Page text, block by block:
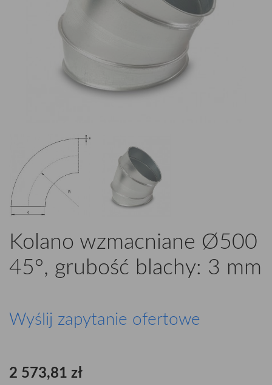
Kolano wzmacniane Ø500
45°, grubość blachy: 3 mm
Wyślij zapytanie ofertowe
2 573,81 zł